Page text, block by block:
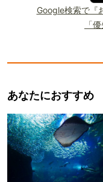
Google検索で『
「
あなたにおすすめ